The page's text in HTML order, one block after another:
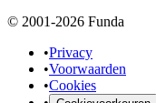
© 2001-2026 Funda
•Privacy
•Voorwaarden
•Cookies